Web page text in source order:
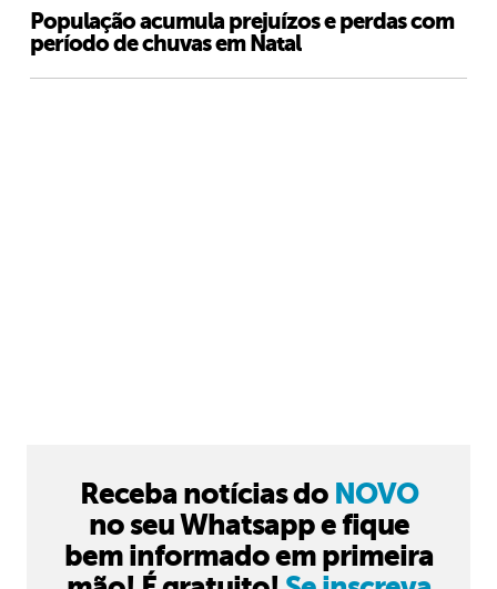
População acumula prejuízos e perdas com
período de chuvas em Natal
Receba notícias do NOVO
no seu Whatsapp e fique
bem informado em primeira